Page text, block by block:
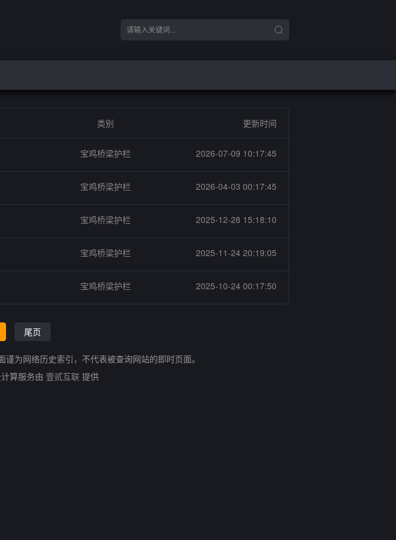
类别 更新时间
宝鸡桥梁护栏 2026-07-09 10:17:45
宝鸡桥梁护栏 2026-04-03 00:17:45
宝鸡桥梁护栏 2025-12-28 15:18:10
宝鸡桥梁护栏 2025-11-24 20:19:05
宝鸡桥梁护栏 2025-10-24 00:17:50
尾页
为网络历史索引，不代表被查询网站的即时页面。
算服务由 壹贰互联 提供